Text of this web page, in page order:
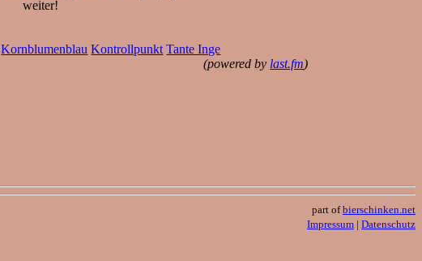
weiter!
Kornblumenblau Kontrollpunkt Tante Inge
(powered by last.fm)
part ofbierschinken.net
Impressum | Datenschutz